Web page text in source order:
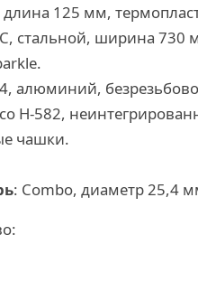
длина 125 мм,
стальной, ширина
алюминий,
H-582,
чашки.
: Combo, диаметр 25,4